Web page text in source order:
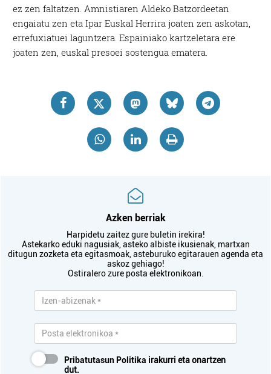
ez zen faltatzen. Amnistiaren Aldeko Batzordeetan
engaiatu zen eta Ipar Euskal Herrira joaten zen askotan,
errefuxiatuei laguntzera. Espainiako kartzeletara ere
joaten zen, euskal presoei sostengua ematera.
Azken berriak
Harpidetu zaitez gure buletin irekira!
Astekarko eduki nagusiak, asteko albiste ikusienak, martxan
ditugun zozketa eta egitasmoak, asteburuko egitarauen agenda eta
askoz gehiago!
Ostiralero zure posta elektronikoan.
Pribatutasun Politika irakurri eta onartzen
dut.